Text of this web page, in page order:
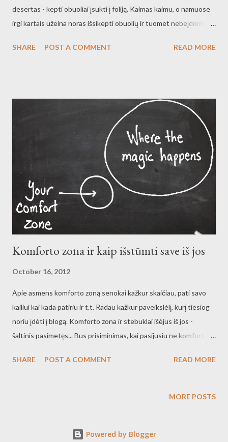
desertas - kepti obuoliai įsukti į foliją. Kaimas kaimu, o namuose
irgi kartais užeina noras išsikepti obuolių ir tuomet nebeįdomu
varškės, medaus ir razinų įdaru Obuoliai su varškės, medaus ir
cukrumi, džiovintus vaisius - riešutais ar dar kokiu įdomiu
pakaitalu. Eiga: Iškraptau obuolių vidurį, kad nebeliktu
sėklalizdžio, bet dugno nepraduriu. Sumaišau varškę su medumi ir
razinomis, prikemšu obuolius paruošta mase. Kepu orkaitėje,
nors galima ir ant laužo ar pečiuje, tik tuomet reiktų įsukti
obuolius į foliją. Kepti, kol ištiš obuoliai ir pradės bė...
SHARE POST A COMMENT READ MORE
Komforto zona ir kaip išstūmti save iš jos
October 16, 2012
Apie asmens komforto zoną senokai kažkur skaičiau, pati savo
kailiui kai kada patiriu ir t.t. Radau kažkur paveikslėlį, kurį tiesiog
noriu įdėti į blogą. Komforto zona ir stebuklai išėjus iš jos -
šaltinis pasimetęs... Bus prisiminimas, kai pasijusiu ne komforto
priimti sprendimus, kurių anksčiau neteko priiminėti, tiesiog
SHARE POST A COMMENT READ MORE
MORE POSTS
Powered by Blogger